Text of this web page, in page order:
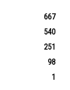
667
540
251
98
1